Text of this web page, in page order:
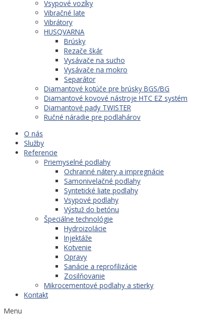
Vsypové vozíky
Vibračné late
Vibrátory
HUSQVARNA
Brúsky
Rezače škár
Vysávače na sucho
Vysávače na mokro
Separátor
Diamantové kotúče pre brúsky BGS/BG
Diamantové kovové nástroje HTC EZ systém
Diamantové pady TWISTER
Ručné náradie pre podlahárov
O nás
Služby
Referencie
Priemyselné podlahy
Ochranné nátery a impregnácie
Samonivelačné podlahy
Syntetické liate podlahy
Vsypové podlahy
Výstuž do betónu
Špeciálne technológie
Hydroizolácie
Injektáže
Kotvenie
Opravy
Sanácie a reprofilizácie
Zosilňovanie
Mikrocementové podlahy a stierky
Kontakt
Menu